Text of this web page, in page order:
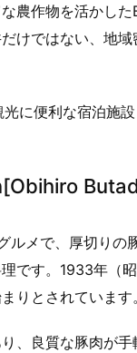
農作物を活かし
けではない、地
光に便利な宿泊施設
ルメで、厚切り
です。1933年（
りとされています。
、良質な豚肉が